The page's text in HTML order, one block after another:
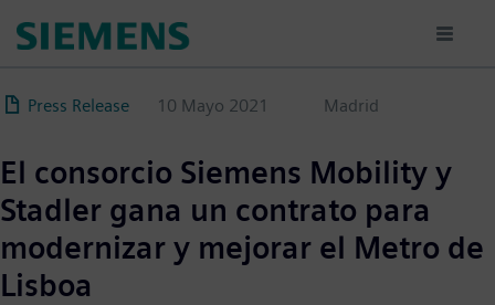
principal
Press Release 10 Mayo 2021 Madrid
El consorcio Siemens Mobility y
Stadler gana un contrato para
modernizar y mejorar el Metro de
Lisboa